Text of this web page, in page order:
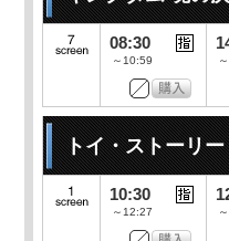
08:30
～10:59
トイ・ストーリ
10:30
～12:27